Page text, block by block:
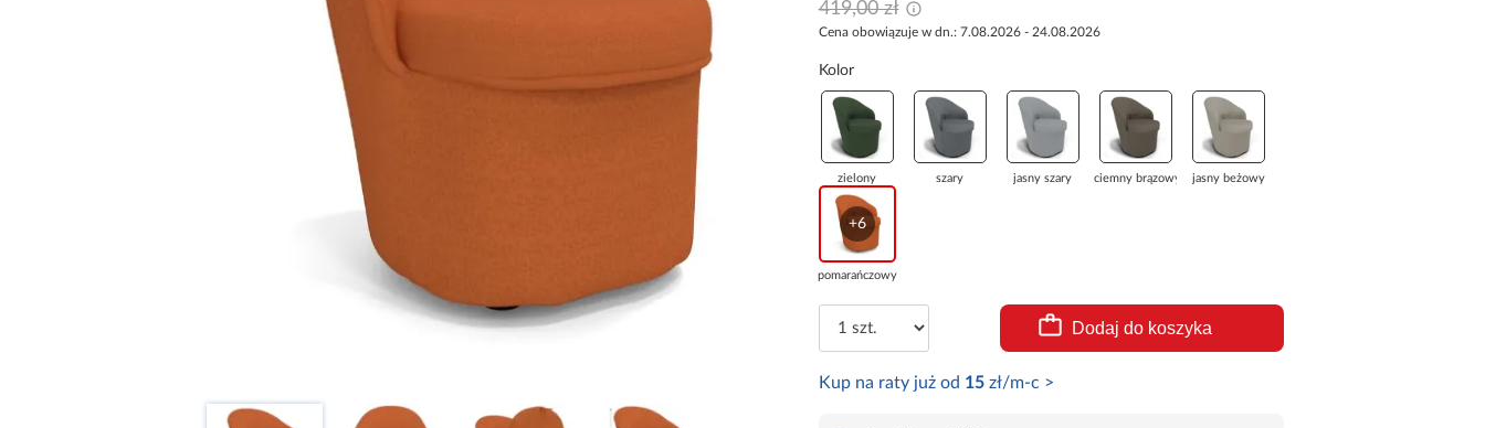
419,00 zł
Cena obowiązuje w dn.: 7.08.2026 - 24.08.2026
Kolor
zielony szary jasny szary ciemny brązowy jasny beżowy
+6
pomarańczowy
Dodaj do koszyka
Kup na raty już od 15zł/m-c >